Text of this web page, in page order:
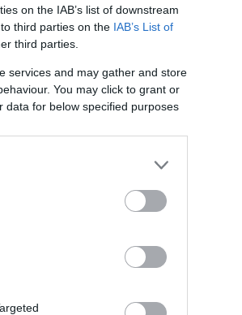
on the IAB’s list of downstream
third parties on the IAB’s List of
third parties.
services and may gather and store
You may click to grant or
data for below specified purposes
00:22:51
05.08.2026 Preses klubs 3.